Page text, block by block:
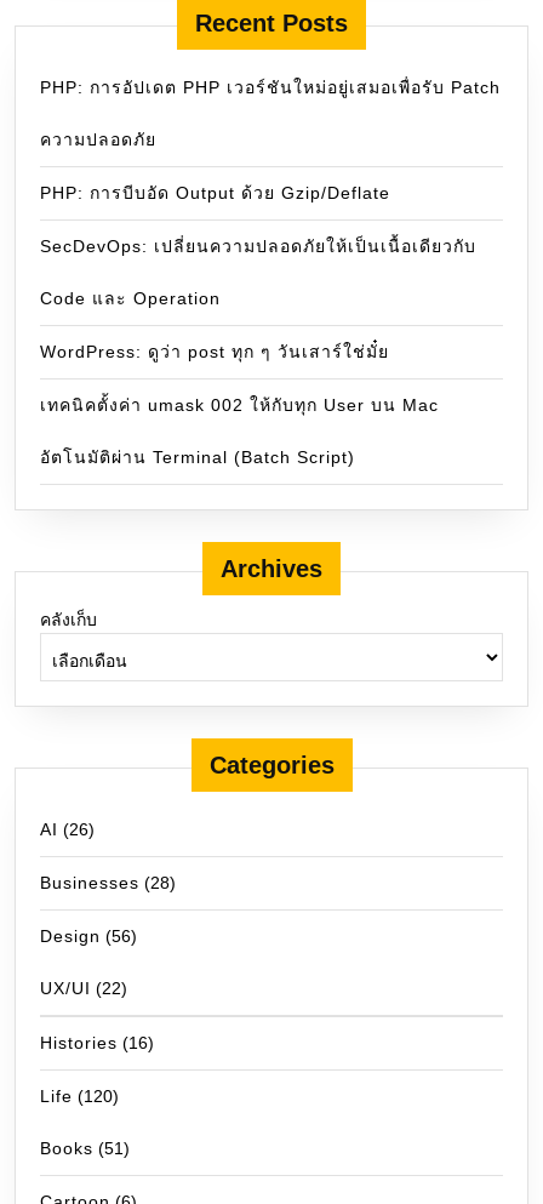
Recent Posts
PHP: การอัปเดต PHP เวอร์ชันใหม่อยู่เสมอเพื่อรับ Patch
ความปลอดภัย
PHP: การบีบอัด Output ด้วย Gzip/Deflate
SecDevOps: เปลี่ยนความปลอดภัยให้เป็นเนื้อเดียวกับ
Code และ Operation
WordPress: ดูว่า post ทุก ๆ วันเสาร์ใช่มั๋ย
เทคนิคตั้งค่า umask 002 ให้กับทุก User บน Mac
อัตโนมัติผ่าน Terminal (Batch Script)
Archives
คลังเก็บ
Categories
AI (26)
Businesses (28)
Design (56)
UX/UI (22)
Histories (16)
Life (120)
Books (51)